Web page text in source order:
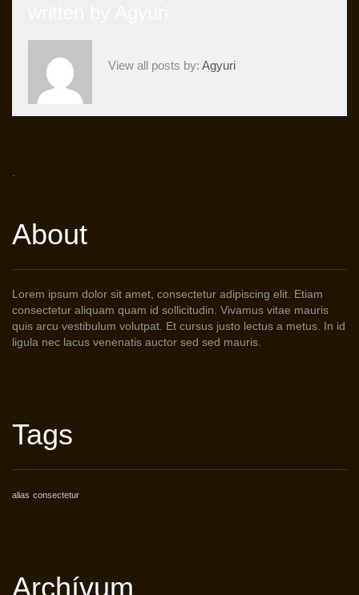
View all posts by: Agyuri
About
Lorem ipsum dolor sit amet, consectetur adipiscing elit. Etiam
consectetur aliquam quam id sollicitudin. Vivamus vitae mauris
quis arcu vestibulum volutpat. Et cursus justo lectus a metus. In id
ligula nec lacus venenatis auctor sed sed mauris.
Tags
alias consectetur
Archívum